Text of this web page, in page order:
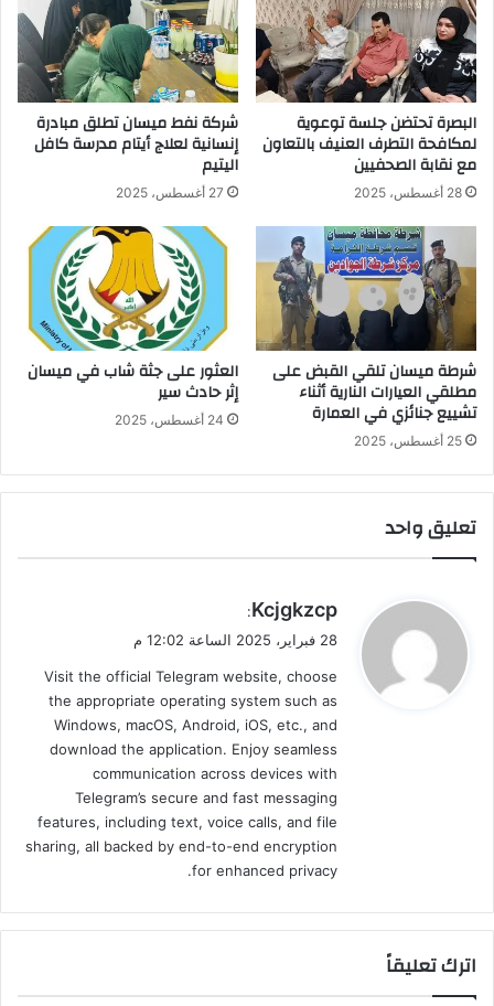
البصرة تحتضن جلسة توعوية
لمكافحة التطرف العنيف بالتعاون
مع نقابة الصحفيين
28 أغسطس، 2025
شركة نفط ميسان تطلق مبادرة
إنسانية لعلاج أيتام مدرسة كافل
اليتيم
27 أغسطس، 2025
شرطة ميسان تلقي القبض على
مطلقي العيارات النارية أثناء
تشييع جنائزي في العمارة
25 أغسطس، 2025
العثور على جثة شاب في ميسان
إثر حادث سير
24 أغسطس، 2025
تعليق واحد
ي
ل
Kcjgkzcp
:
28 فبراير، 2025 الساعة 12:02 م
Visit the official Telegram website, choose
the appropriate operating system such as
Windows, macOS, Android, iOS, etc., and
download the application. Enjoy seamless
communication across devices with
Telegram’s secure and fast messaging
features, including text, voice calls, and file
sharing, all backed by end-to-end encryption
for enhanced privacy.
اترك تعليقاً